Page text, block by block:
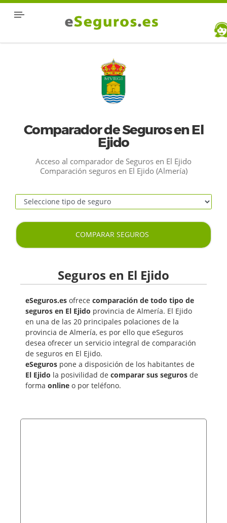
Comparador de Seguros en El
Ejido
Acceso al comparador de Seguros en El Ejido
Comparación seguros en El Ejido (Almería)
COMPARAR SEGUROS
Seguros en El Ejido
eSeguros.es ofrece comparación de todo tipo de
seguros en El Ejido provincia de Almería. El Ejido
en una de las 20 principales polaciones de la
provincia de Almería, es por ello que eSeguros
desea ofrecer un servicio integral de comparación
de seguros en El Ejido.
eSeguros pone a disposición de los habitantes de
El Ejido la posivilidad de comparar sus seguros de
forma online o por teléfono.